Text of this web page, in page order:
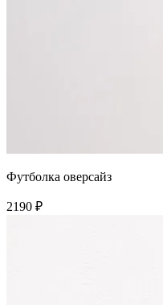
Футболка оверсайз
2190 ₽